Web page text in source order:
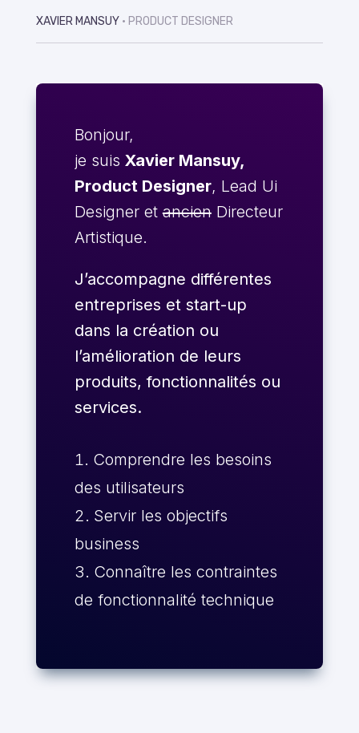
XAVIER MANSUY • PRODUCT DESIGNER
Bonjour,
je suis Xavier Mansuy,
Product Designer, Lead Ui
Designer etancienDirecteur
Artistique.
J’accompagne différentes
entreprises et start-up
dans la création ou
l’amélioration de leurs
produits, fonctionnalités ou
services.
Comprendre les besoins
des utilisateurs
Servir les objectifs
business
Connaître les contraintes
de fonctionnalité technique